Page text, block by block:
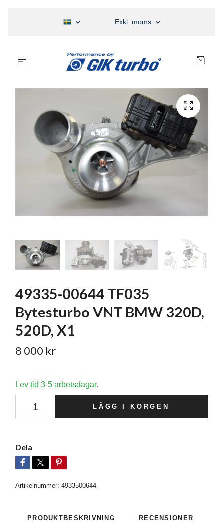
Exkl. moms
49335-00644 TF035
Bytesturbo VNT BMW 320D,
520D, X1
8 000 kr
Lev tid 3-5 arbetsdagar.
LÄGG I KORGEN
Dela
Artikelnummer: 4933500644
PRODUKTBESKRIVNING RECENSIONER